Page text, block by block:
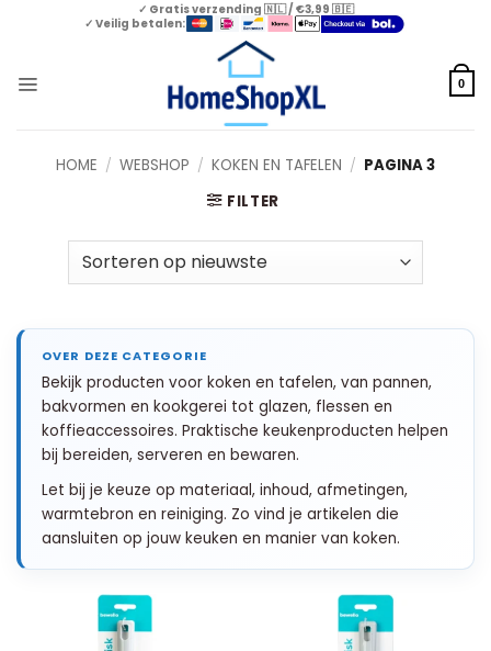
✓ Gratis verzending 🇳🇱 / €3,99 🇧🇪
✓ Veilig betalen:
0
HOME / WEBSHOP / KOKEN EN TAFELEN / PAGINA 3
FILTER
Bekijk producten voor koken en tafelen, van pannen,
bakvormen en kookgerei tot glazen, flessen en
koffieaccessoires. Praktische keukenproducten helpen
bij bereiden, serveren en bewaren.
Let bij je keuze op materiaal, inhoud, afmetingen,
warmtebron en reiniging. Zo vind je artikelen die
aansluiten op jouw keuken en manier van koken.